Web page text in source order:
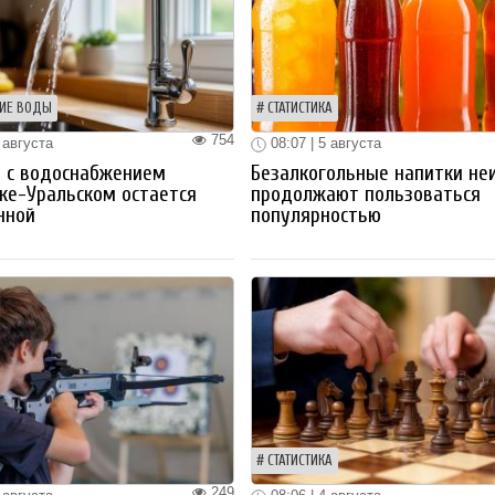
ВОДЫ
754
с водоснабжением
Уральском остается
СТАТИСТИКА
08:07 | 5 августа
Безалкогольные напитки
продолжают пользоваться
популярностью
СТАТИСТИКА